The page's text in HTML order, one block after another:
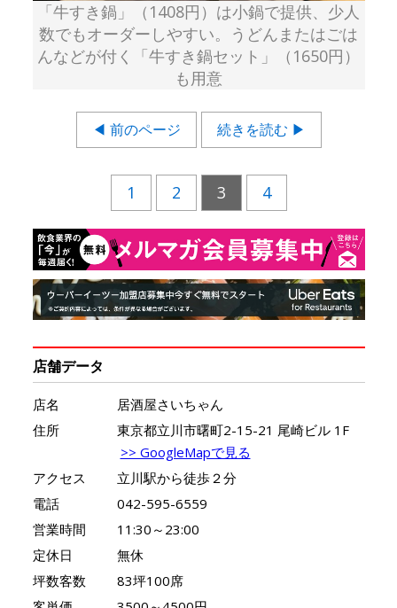
「牛すき鍋」（1408円）は小鍋で提供、少人
数でもオーダーしやすい。うどんまたはごは
んなどが付く「牛すき鍋セット」（1650円）
も用意
◀ 前のページ 続きを読む ▶
1 2 3 4
店舗データ
店名
居酒屋さいちゃん
住所
東京都立川市曙町2-15-21 尾崎ビル 1F
>> GoogleMapで見る
アクセス
立川駅から徒歩２分
電話
042-595-6559
営業時間
11:30～23:00
定休日
無休
坪数客数
83坪100席